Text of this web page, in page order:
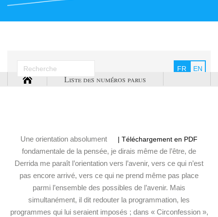
FR EN
Liste des numéros parus
| Téléchargement en PDF
Une orientation absolument
fondamentale de la pensée, je dirais même de l’être, de
Derrida me paraît l’orientation vers l’avenir, vers ce qui n’est
pas encore arrivé, vers ce qui ne prend même pas place
parmi l’ensemble des possibles de l’avenir. Mais
simultanément, il dit redouter la programmation, les
programmes qui lui seraient imposés ; dans « Circonfession »,